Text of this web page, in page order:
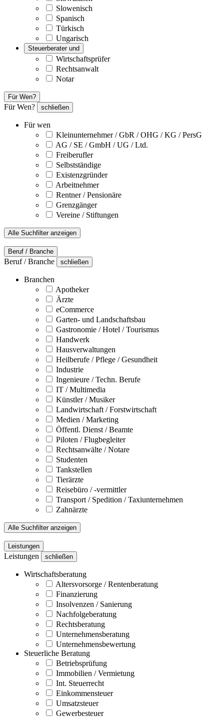
Slowenisch
Spanisch
Türkisch
Ungarisch
Steuerberater und
Wirtschaftsprüfer
Rechtsanwalt
Notar
Für Wen?
Für Wen? schließen
Für wen
Kleinunternehmer / GbR / OHG / KG / PersG
AG / SE / GmbH / UG / Ltd.
Freiberufler
Selbstständige
Existenzgründer
Arbeitnehmer
Rentner / Pensionäre
Grenzgänger
Vereine / Stiftungen
Alle Suchfilter anzeigen
Beruf / Branche
Beruf / Branche schließen
Branchen
Apotheker
Ärzte
eCommerce
Garten- und Landschaftsbau
Gastronomie / Hotel / Tourismus
Handwerk
Hausverwaltungen
Heilberufe / Pflege / Gesundheit
Industrie
Ingenieure / Techn. Berufe
IT / Multimedia
Künstler / Musiker
Landwirtschaft / Forstwirtschaft
Medien / Marketing
Öffentl. Dienst / Beamte
Piloten / Flugbegleiter
Rechtsanwälte / Notare
Studenten
Tankstellen
Tierärzte
Reisebüro / -vermittler
Transport / Spedition / Taxiunternehmen
Zahnärzte
Alle Suchfilter anzeigen
Leistungen
Leistungen schließen
Wirtschaftsberatung
Altersvorsorge / Rentenberatung
Finanzierung
Insolvenzen / Sanierung
Nachfolgeberatung
Rechtsberatung
Unternehmensberatung
Unternehmensbewertung
Steuerliche Beratung
Betriebsprüfung
Immobilien / Vermietung
Int. Steuerrecht
Einkommensteuer
Umsatzsteuer
Gewerbesteuer